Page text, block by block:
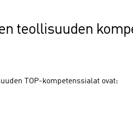
teollisuuden
TOP-kompetenssialat ovat: